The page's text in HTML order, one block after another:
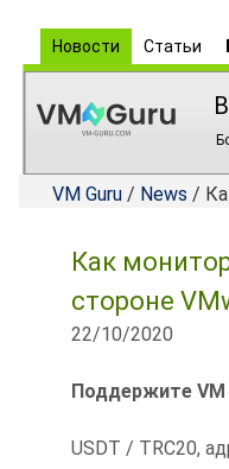
Новости Статьи
VM Guru / News /
Как
стороне
22/10/2020
Поддержите VM
USDT / TRC20,